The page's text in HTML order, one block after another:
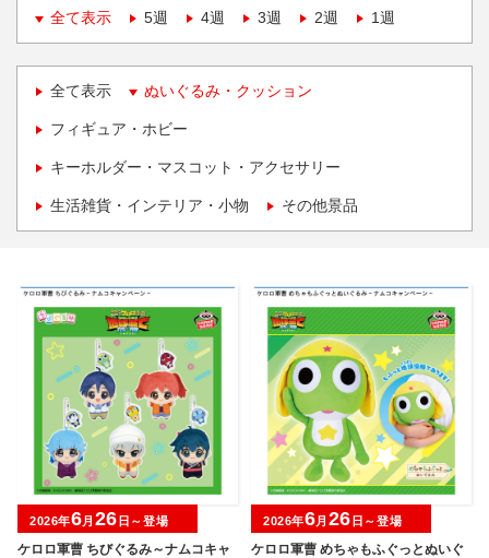
全て表示
5週 4週 3週 2週 1週
全て表示 ぬいぐるみ・クッション
フィギュア・ホビー
キーホルダー・マスコット・アクセサリー
生活雑貨・インテリア・小物 その他景品
ケロロ軍曹 ちびぐるみ～ナムコキャ
2026年6月 26 日～登場
ケロロ軍曹 めちゃもふぐっとぬいぐ
2026年6月 26 日～登場